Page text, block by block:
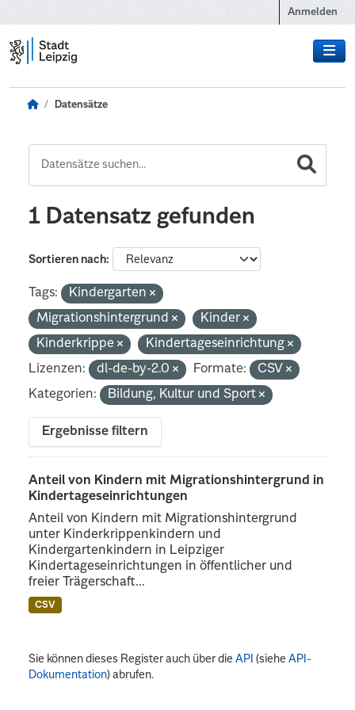
Anmelden
Datensätze
1 Datensatz gefunden
Sortieren nach
Tags:
Kindergarten
Migrationshintergrund
Kinder
Kinderkrippe
Kindertageseinrichtung
Lizenzen:
dl-de-by-2.0 Formate:
CSV
Kategorien:
Bildung, Kultur und Sport
Ergebnisse filtern
Anteil von Kindern mit Migrationshintergrund in
Kindertageseinrichtungen
Anteil von Kindern mit Migrationshintergrund
unter Kinderkrippenkindern und
Kindergartenkindern in Leipziger
Kindertageseinrichtungen in öffentlicher und
freier Trägerschaft...
CSV
Sie können dieses Register auch über dieAPI (sieheAPI-
Dokumentation) abrufen.